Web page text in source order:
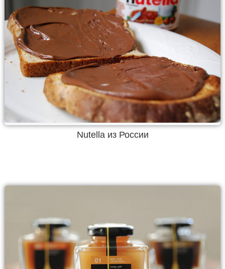
Nutella из России